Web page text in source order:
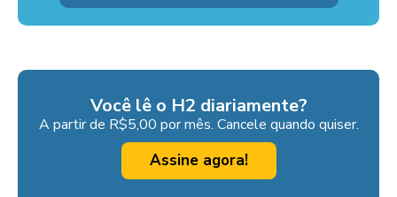
Você lê o H2 diariamente?
A partir de R$5,00 por mês. Cancele quando quiser.
Assine agora!